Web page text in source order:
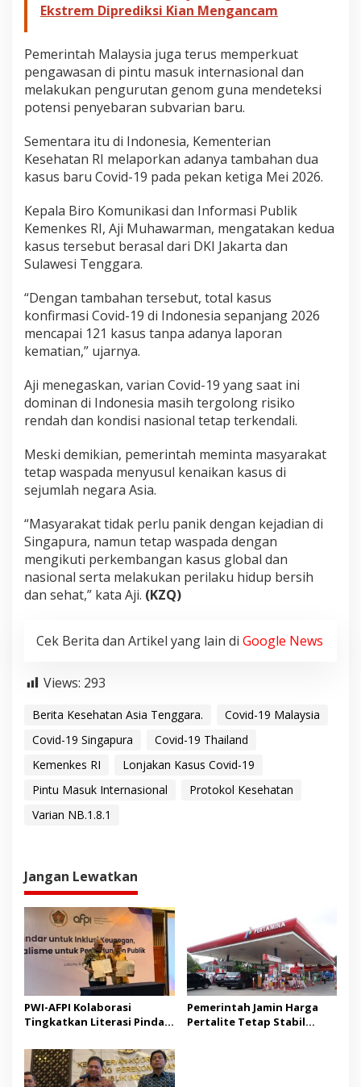
Ekstrem Diprediksi Kian Mengancam
Pemerintah Malaysia juga terus memperkuat
pengawasan di pintu masuk internasional dan
melakukan pengurutan genom guna mendeteksi
potensi penyebaran subvarian baru.
Sementara itu di Indonesia, Kementerian
Kesehatan RI melaporkan adanya tambahan dua
kasus baru Covid-19 pada pekan ketiga Mei 2026.
Kepala Biro Komunikasi dan Informasi Publik
Kemenkes RI, Aji Muhawarman, mengatakan kedua
kasus tersebut berasal dari DKI Jakarta dan
Sulawesi Tenggara.
“Dengan tambahan tersebut, total kasus
konfirmasi Covid-19 di Indonesia sepanjang 2026
mencapai 121 kasus tanpa adanya laporan
kematian,” ujarnya.
Aji menegaskan, varian Covid-19 yang saat ini
dominan di Indonesia masih tergolong risiko
rendah dan kondisi nasional tetap terkendali.
Meski demikian, pemerintah meminta masyarakat
tetap waspada menyusul kenaikan kasus di
sejumlah negara Asia.
“Masyarakat tidak perlu panik dengan kejadian di
Singapura, namun tetap waspada dengan
mengikuti perkembangan kasus global dan
nasional serta melakukan perilaku hidup bersih
dan sehat,” kata Aji. (KZQ)
Cek Berita dan Artikel yang lain di Google News
Views: 293
Berita Kesehatan Asia Tenggara.
Covid-19 Malaysia
Covid-19 Singapura
Covid-19 Thailand
Kemenkes RI
Lonjakan Kasus Covid-19
Pintu Masuk Internasional
Protokol Kesehatan
Varian NB.1.8.1
Jangan Lewatkan
PWI-AFPI Kolaborasi
Tingkatkan Literasi Pindar,
Ilegal
Pemerintah Jamin Harga
Pertalite Tetap Stabil